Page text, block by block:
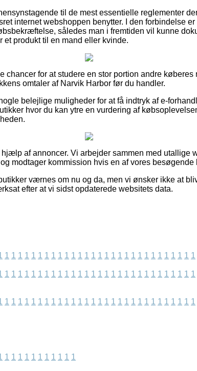
til de mest essentielle reglementer
internet webshoppen benytter. I den forbindelse
således man i fremtiden vil kunne
et produkt til en mand eller kvinde.
chancer for at studere en stor portion andre køberes
omtaler af Narvik Harbor før du handler.
belejlige muligheder for at få indtryk af e-
hvor du kan ytre en vurdering af
af annoncer. Vi arbejder sammen med utallige
modtager kommission hvis en af vores besøgende
værnes om nu og da, men vi ønsker ikke at
efter at vi sidst opdaterede websitets data.
1 1 1 1 1 1 1 1 1 1 1 1 1 1 1 1 1 1 1 1 1 1 1 1 1 1 1 1 1
1 1 1 1 1 1 1 1 1 1 1 1 1 1 1 1 1 1 1 1 1 1 1 1 1 1 1 1 1
1 1 1 1 1 1 1 1 1 1 1 1 1 1 1 1 1 1 1 1 1 1 1 1 1 1 1 1 1
1 1 1 1 1 1 1 1 1 1 1